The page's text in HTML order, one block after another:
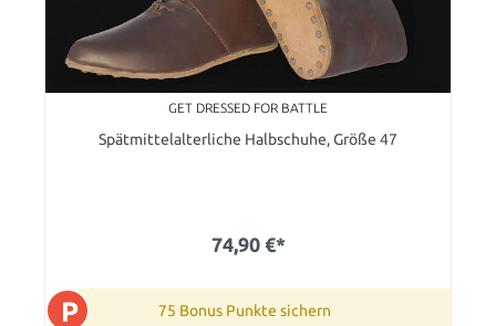
GET DRESSED FOR BATTLE
Spätmittelalterliche Halbschuhe, Größe 47
74,90 €*
P 75 Bonus Punkte sichern